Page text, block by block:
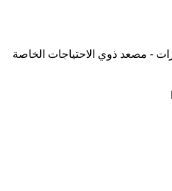
- مصعد ذوي الاحتياجات الخاصة